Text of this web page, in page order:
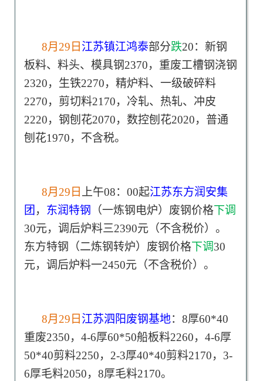
8月29日 江苏镇江鸿泰部分跌20：新钢
板料、料头、模具钢2370，重废工槽钢浇钢
2320，生铁2270，精炉料、一级破碎料
2270，剪切料2170，冷轧、热轧、冲皮
2220，钢刨花2070，数控刨花2020，普通
刨花1970，不含税。
8月29日 上午08：00起江苏东方润安集
团 ， 东润特钢 （一炼钢电炉）废钢价格下调
30元，调后炉料三2390元（不含税价）。
东方特钢（二炼钢转炉）废钢价格下调30
元，调后炉料一2450元（不含税价）。
8月29日 江苏泗阳废钢基地：8厚60*40
重废2350，4-6厚60*50船板料2260，4-6厚
50*40剪料2250，2-3厚40*40剪料2170，3-
6厚毛料2050，8厚毛料2170。